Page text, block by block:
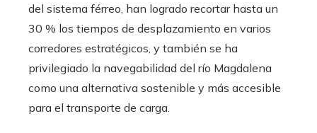
del sistema férreo, han logrado recortar hasta un
30 % los tiempos de desplazamiento en varios
corredores estratégicos, y también se ha
privilegiado la navegabilidad del río Magdalena
como una alternativa sostenible y más accesible
para el transporte de carga.